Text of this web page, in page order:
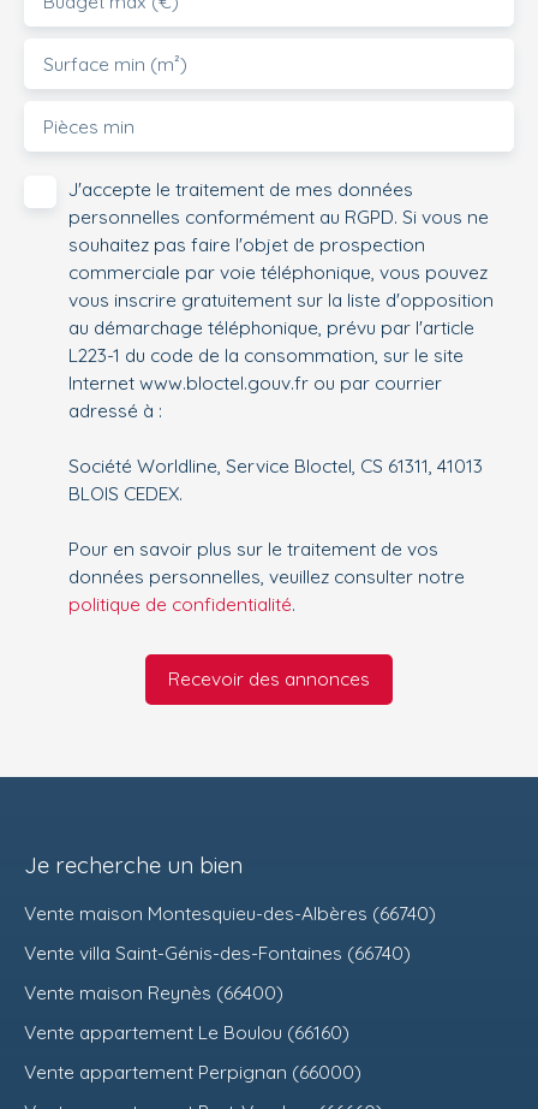
Surface min (m²)
Pièces min
J'accepte le traitement de mes données
personnelles conformément au RGPD. Si vous ne
souhaitez pas faire l'objet de prospection
commerciale par voie téléphonique, vous pouvez
vous inscrire gratuitement sur la liste d'opposition
au démarchage téléphonique, prévu par l'article
L223-1 du code de la consommation, sur le site
Internet www.bloctel.gouv.fr ou par courrier
adressé à :
Société Worldline, Service Bloctel, CS 61311, 41013
BLOIS CEDEX.
Pour en savoir plus sur le traitement de vos
données personnelles, veuillez consulter notre
politique de confidentialité.
Recevoir des annonces
Je recherche un bien
Vente maison Montesquieu-des-Albères (66740)
Vente villa Saint-Génis-des-Fontaines (66740)
Vente maison Reynès (66400)
Vente appartement Le Boulou (66160)
Vente appartement Perpignan (66000)